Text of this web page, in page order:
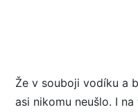
Že v souboji vodíku a
asi nikomu neušlo. I